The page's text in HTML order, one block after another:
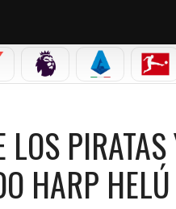
LEAGUEPREMIER LEAGUE
SERIE A
PIRATAS
HARP HELÚ